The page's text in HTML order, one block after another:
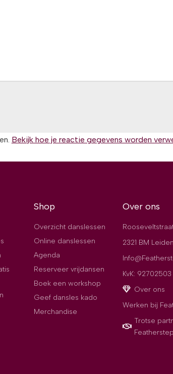
Bekijk hoe je reactie gegevens worden
Shop
Overzicht danslessen
Online danslessen
Agenda
Reserveer vrijdansen
Boek een workshop
Geef dansles kado
Merchandise
Over ons
2321 BM Leiden
KvK: 92702503
Over ons
Werken bij
Trotse